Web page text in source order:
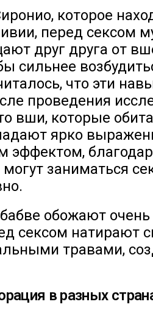
которое
перед сексом
друг друга от
сильнее
что эти
проведения
вши, которые
ярко
эффектом,
заниматься
обожают очень
сексом натирают
травами,
в разных